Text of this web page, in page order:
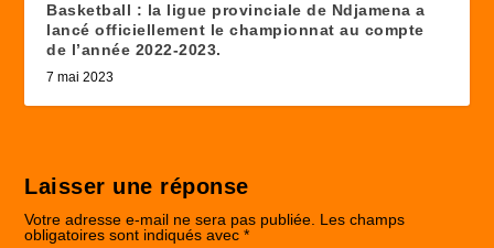
Basketball : la ligue provinciale de Ndjamena a
lancé officiellement le championnat au compte
de l’année 2022-2023.
7 mai 2023
Laisser une réponse
Votre adresse e-mail ne sera pas publiée. Les champs
obligatoires sont indiqués avec*